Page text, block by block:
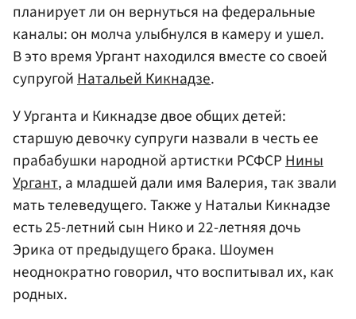
планирует ли он вернуться на федеральные
каналы: он молча улыбнулся в камеру и ушел.
В это время Ургант находился вместе со своей
супругой Натальей Кикнадзе.
У Урганта и Кикнадзе двое общих детей:
старшую девочку супруги назвали в честь ее
прабабушки народной артистки РСФСРНины
Ургант, а младшей дали имя Валерия, так звали
мать телеведущего. Также у Натальи Кикнадзе
есть 25-летний сын Нико и 22-летняя дочь
Эрика от предыдущего брака. Шоумен
неоднократно говорил, что воспитывал их, как
родных.